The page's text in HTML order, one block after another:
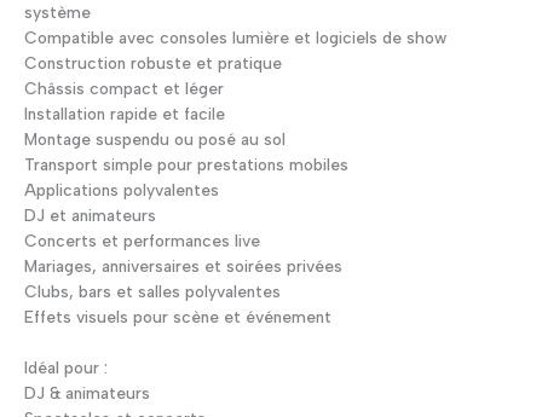
système
Compatible avec consoles lumière et logiciels de show
Construction robuste et pratique
Châssis compact et léger
Installation rapide et facile
Montage suspendu ou posé au sol
Transport simple pour prestations mobiles
Applications polyvalentes
DJ et animateurs
Concerts et performances live
Mariages, anniversaires et soirées privées
Clubs, bars et salles polyvalentes
Effets visuels pour scène et événement
Idéal pour :
DJ & animateurs